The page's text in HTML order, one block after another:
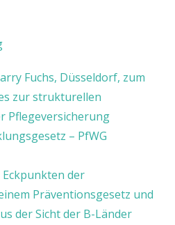
Fuchs, Düsseldorf, zum
zur strukturellen
Pflegeversicherung
– PfWG
der
Präventionsgesetz und
der Sicht der B-Länder